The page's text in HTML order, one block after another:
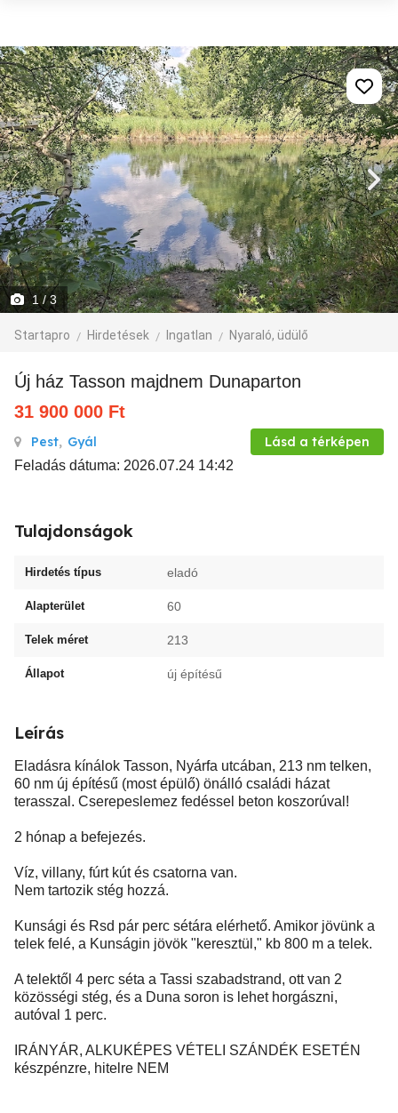
1/ 3
Startapro Hirdetések Ingatlan Nyaraló, üdülő
Új ház Tasson majdnem Dunaparton
31 900 000 Ft
Pest, Gyál Lásd a térképen
Feladás dátuma: 2026.07.24 14:42
Tulajdonságok
Hirdetés típus eladó
Alapterület 60
Telek méret 213
Állapot új építésű
Leírás
Eladásra kínálok Tasson, Nyárfa utcában, 213 nm telken,
60 nm új építésű (most épülő) önálló családi házat
terasszal. Cserepeslemez fedéssel beton koszorúval!
2 hónap a befejezés.
Víz, villany, fúrt kút és csatorna van.
Nem tartozik stég hozzá.
Kunsági és Rsd pár perc sétára elérhető. Amikor jövünk a
telek felé, a Kunságin jövök "keresztül," kb 800 m a telek.
A telektől 4 perc séta a Tassi szabadstrand, ott van 2
közösségi stég, és a Duna soron is lehet horgászni,
autóval 1 perc.
IRÁNYÁR, ALKUKÉPES VÉTELI SZÁNDÉK ESETÉN
készpénzre, hitelre NEM